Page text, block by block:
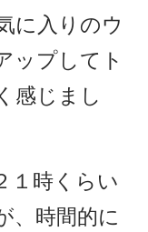
に入りのウ
ップしてト
感じまし
１時くらい
、時間的に